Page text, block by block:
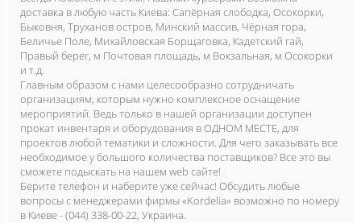
доставка в любую часть Киева: Сапёрная слободка, Осокорки,
Быковня, Труханов остров, Минский массив, Чёрная гора,
Беличье Поле, Михайловская Борщаговка, Кадетский гай,
Правый берег, м Почтовая площадь, м Вокзальная, м Осокорки
и т.д.
Главным образом с нами целесообразно сотрудничать
организациям, которым нужно комплексное оснащение
мероприятий. Ведь только в нашей организации доступен
прокат инвентаря и оборудования в ОДНОМ МЕСТЕ, для
проектов любой тематики и сложности. Для чего заказывать все
необходимое у большого количества поставщиков? Все это вы
сможете подыскать на нашем web сайте!
Берите телефон и наберите уже сейчас! Обсудить любые
вопросы с менеджерами фирмы «Kordelia» возможно по номеру
в Киеве - (044) 338-00-22, Украина.